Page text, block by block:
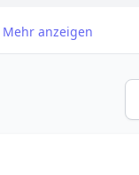
Mehr anzeigen